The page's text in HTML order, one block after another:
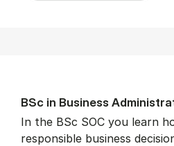
BSc in Busi­ness
In the BSc SOC you learn
responsible business